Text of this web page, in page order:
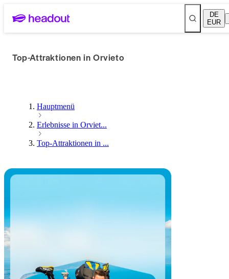
DE
EUR
Top-Attraktionen in Orvieto
Hauptmenü
Erlebnisse in Orviet...
Top-Attraktionen in ...